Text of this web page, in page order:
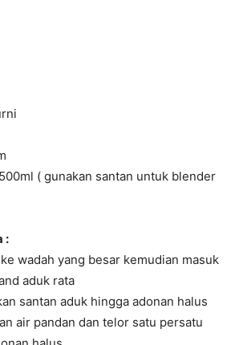
( gunakan santan untuk blender
:
wadah yang besar kemudian masuk
aduk rata
santan aduk hingga adonan halus
air pandan dan telor satu persatu